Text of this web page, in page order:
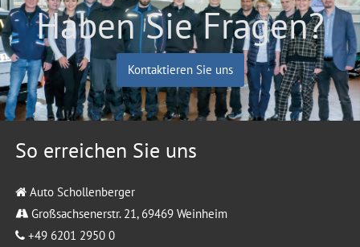
Haben Sie Fragen?
Kontaktieren Sie uns
So erreichen Sie uns
Auto Schollenberger
Großsachsenerstr. 21, 69469 Weinheim
+49 6201 2950 0